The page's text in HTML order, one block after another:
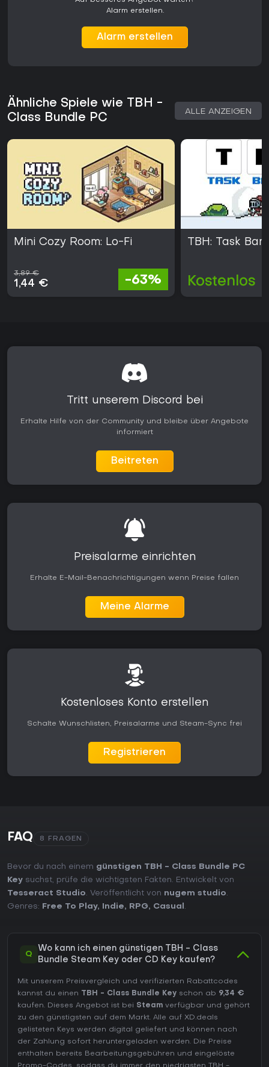
Alarm erstellen.
Alarm erstellen
Ähnliche Spiele wie TBH -
Class Bundle PC
ALLE ANZEIGEN
Mini Cozy Room: Lo-Fi
3,89 €
1,44 € -63%
TBH: Task Bar
Kostenlos
Tritt unserem Discord bei
Erhalte Hilfe von der Community und bleibe über Angebote
informiert
Beitreten
Preisalarme einrichten
Erhalte E-Mail-Benachrichtigungen wenn Preise fallen
Meine Alarme
Kostenloses Konto erstellen
Schalte Wunschlisten, Preisalarme und Steam-Sync frei
Registrieren
FAQ 8 FRAGEN
Bevor du nach einem günstigen TBH - Class Bundle PC
Key suchst, prüfe die wichtigsten Fakten. Entwickelt von
Tesseract Studio. Veröffentlicht von nugem studio.
Genres:
Free To Play, Indie, RPG, Casual .
Q
Wo kann ich einen günstigen TBH - Class
Bundle Steam Key oder CD Key kaufen?
Mit unserem Preisvergleich und verifizierten Rabattcodes
kannst du einen TBH - Class Bundle Key schon ab 9,34 €
kaufen. Dieses Angebot ist bei Steam verfügbar und gehört
zu den günstigsten auf dem Markt. Alle auf XD.deals
gelisteten Keys werden digital geliefert und können nach
der Zahlung sofort heruntergeladen werden. Die Preise
enthalten bereits Bearbeitungsgebühren und eingelöste